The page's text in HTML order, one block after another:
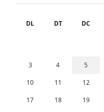
DL DT DC
3
4 5
10
11 12
17
18 19